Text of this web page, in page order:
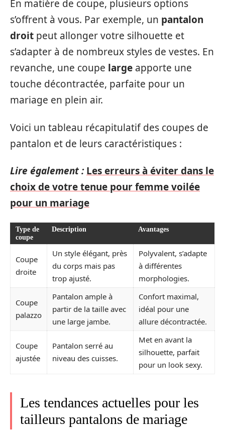
En matière de coupe, plusieurs options
s’offrent à vous. Par exemple, un pantalon
droit peut allonger votre silhouette et
s’adapter à de nombreux styles de vestes. En
revanche, une coupe large apporte une
touche décontractée, parfaite pour un
mariage en plein air.
Voici un tableau récapitulatif des coupes de
pantalon et de leurs caractéristiques :
Lire également : Les erreurs à éviter dans le
choix de votre tenue pour femme voilée
pour un mariage
Type de
coupe
Description Avantages
Coupe
droite
Un style élégant, près
du corps mais pas
trop ajusté.
Polyvalent, s’adapte
à différentes
morphologies.
Coupe
palazzo
Pantalon ample à
partir de la taille avec
une large jambe.
Confort maximal,
idéal pour une
allure décontractée.
Coupe
ajustée
Pantalon serré au
niveau des cuisses.
Met en avant la
silhouette, parfait
pour un look sexy.
Les tendances actuelles pour les
tailleurs pantalons de mariage